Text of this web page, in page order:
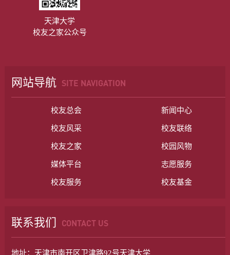
天津大学
校友之家公众号
网站导航 SITE NAVIGATION
校友总会 新闻中心
校友风采 校友联络
校友之家 校园风物
媒体平台 志愿服务
校友服务 校友基金
联系我们 CONTACT US
地址：天津市南开区卫津路92号天津大学